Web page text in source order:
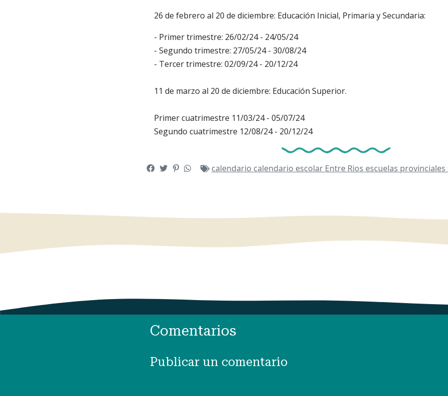
26 de febrero al 20 de diciembre: Educación Inicial, Primaria y Secundaria:
- Primer trimestre: 26/02/24 - 24/05/24
- Segundo trimestre: 27/05/24 - 30/08/24
- Tercer trimestre: 02/09/24 - 20/12/24
11 de marzo al 20 de diciembre: Educación Superior.
Primer cuatrimestre 11/03/24 - 05/07/24
Segundo cuatrimestre 12/08/24 - 20/12/24
calendario calendario escolar Entre Rios escuelas provinciales
Comentarios
Publicar un comentario